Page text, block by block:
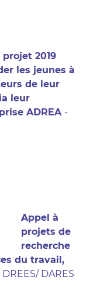
2019
les jeunes à
de leur
leur
ADREA -
Appel à
projets de
recherche
du travail,
DARES